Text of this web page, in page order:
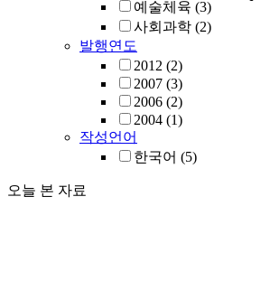
예술체육 (3)
사회과학 (2)
발행연도
2012 (2)
2007 (3)
2006 (2)
2004 (1)
작성언어
한국어 (5)
오늘 본 자료